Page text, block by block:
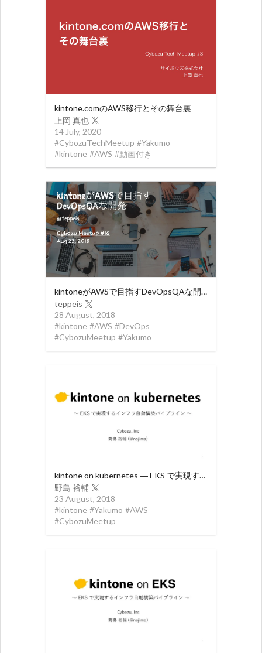
kintone.comのAWS移行とその舞台裏
上岡 真也
14 July, 2020
#CybozuTechMeetup #Yakumo
#kintone #AWS #動画付き
kintoneがAWSで目指すDevOpsQAな開発
teppeis
28 August, 2018
#kintone #AWS #DevOps
#CybozuMeetup #Yakumo
kintone on kubernetes ― EKS で実現するインフラ自動構築パイプライン
野島 裕輔
23 August, 2018
#kintone #Yakumo #AWS
#CybozuMeetup